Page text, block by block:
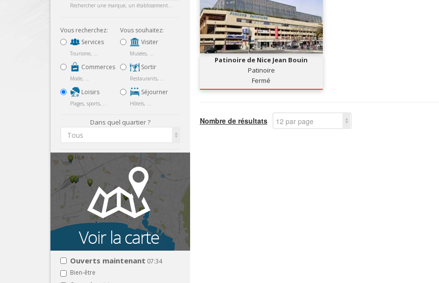
Rechercher une marque, un établissement...
Vous recherchez:
Services
Tourisme, ...
Commerces
Mode, ...
Loisirs
Plages, sports, ...
Vous souhaitez:
Visiter
Musées, ...
Sortir
Restaurants, ...
Séjourner
Hôtels, ...
Dans quel quartier ?
Tous
Ouverts maintenant 07:34
Bien-être
Patinoire de Nice Jean Bouin
Patinoire
Fermé
Nombre de résultats 12 par page